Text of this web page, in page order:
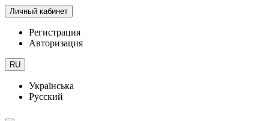
Личный кабинет
Регистрация
Авторизация
RU
Українська
Русский